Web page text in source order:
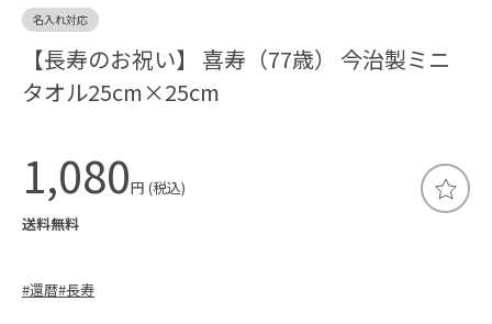
名入れ対応
【長寿のお祝い】 喜寿（77歳） 今治製ミニ
タオル25cm×25cm
1,080円 (税込)
送料無料
#還暦#長寿